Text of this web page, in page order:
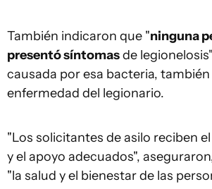
También indicaron que "ninguna
presentó síntomasde
causada por esa bacteria,
enfermedad del legionario.
"Los solicitantes de asilo reciben
y el apoyo adecuados",
"la salud y el bienestar de las